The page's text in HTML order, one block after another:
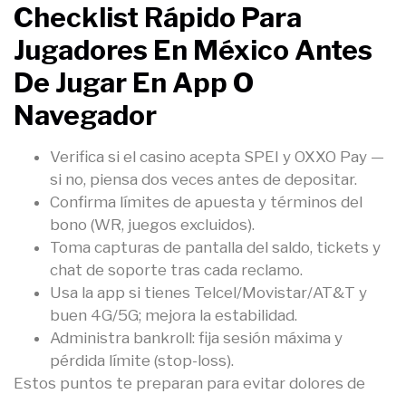
Checklist Rápido Para
Jugadores En México Antes
De Jugar En App O
Navegador
Verifica si el casino acepta SPEI y OXXO Pay —
si no, piensa dos veces antes de depositar.
Confirma límites de apuesta y términos del
bono (WR, juegos excluidos).
Toma capturas de pantalla del saldo, tickets y
chat de soporte tras cada reclamo.
Usa la app si tienes Telcel/Movistar/AT&T y
buen 4G/5G; mejora la estabilidad.
Administra bankroll: fija sesión máxima y
pérdida límite (stop-loss).
Estos puntos te preparan para evitar dolores de